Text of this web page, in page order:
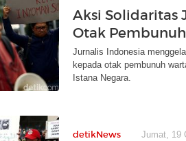
Aksi Solidaritas
Otak
Jurnalis Indonesia
kepada otak pembunuh
Istana Negara.
detikNews Jumat, 19